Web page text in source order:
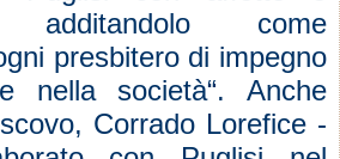
additandolo come
presbitero di impegno
nella società“. Anche
Corrado Lorefice -